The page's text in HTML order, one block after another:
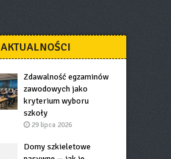
AKTUALNOŚCI
Zdawalność egzaminów
zawodowych jako
kryterium wyboru
szkoły
29 lipca 2026
Domy szkieletowe